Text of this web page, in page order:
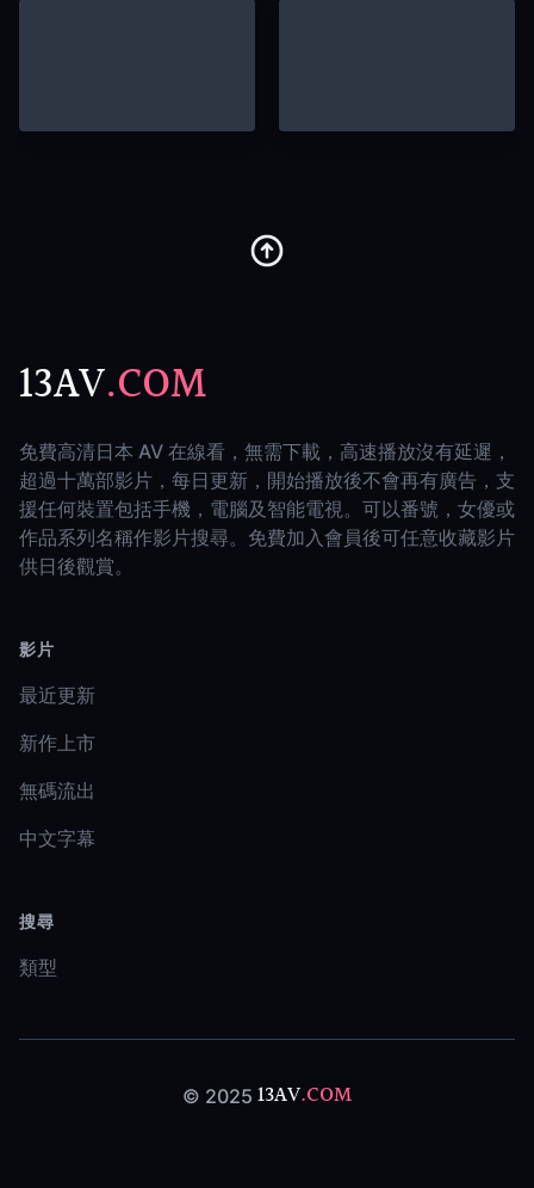
13AV.COM
免費高清日本 AV 在線看，無需下載，高速播放沒有延遲，
超過十萬部影片，每日更新，開始播放後不會再有廣告，支
援任何裝置包括手機，電腦及智能電視。可以番號，女優或
作品系列名稱作影片搜尋。免費加入會員後可任意收藏影片
供日後觀賞。
影片
最近更新
新作上市
無碼流出
中文字幕
搜尋
類型
© 2025 13AV.COM